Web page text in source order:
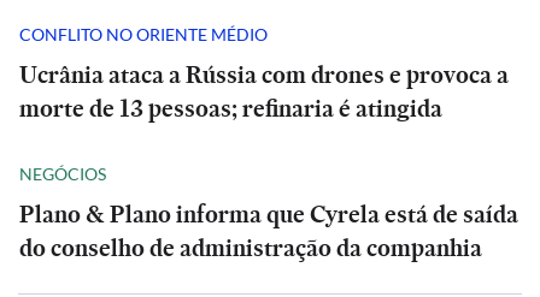
CONFLITO NO ORIENTE MÉDIO
Ucrânia ataca a Rússia com drones e provoca a
morte de 13 pessoas; refinaria é atingida
NEGÓCIOS
Plano & Plano informa que Cyrela está de saída
do conselho de administração da companhia